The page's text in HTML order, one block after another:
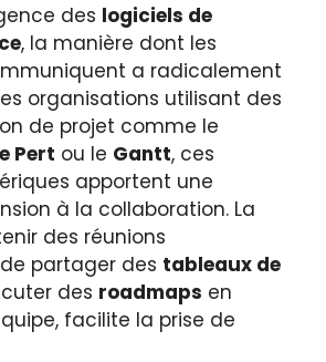
des logiciels de
, la manière dont les
a radicalement
organisations utilisant des
de projet comme le
Pert ou le Gantt, ces
apportent une
à la collaboration. La
des réunions
partager des tableaux de
des roadmaps en
facilite la prise de